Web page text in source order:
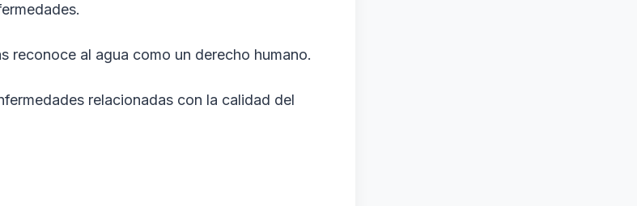
reconoce al agua como un derecho humano.
relacionadas con la calidad del